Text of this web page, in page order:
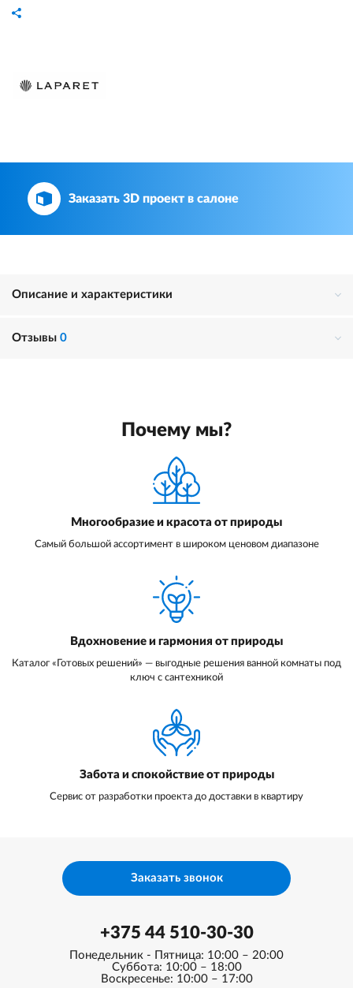
Заказать 3D проект в салоне
Описание и характеристики
Отзывы 0
Почему мы?
Многообразие и красота от природы
Самый большой ассортимент в широком ценовом диапазоне
Вдохновение и гармония от природы
Каталог «Готовых решений» — выгодные решения ванной комнаты под
ключ с сантехникой
Забота и спокойствие от природы
Сервис от разработки проекта до доставки в квартиру
+375 44 510-30-30
Понедельник - Пятница: 10:00 – 20:00
Суббота: 10:00 – 18:00
Воскресенье: 10:00 – 17:00
Заказать звонок